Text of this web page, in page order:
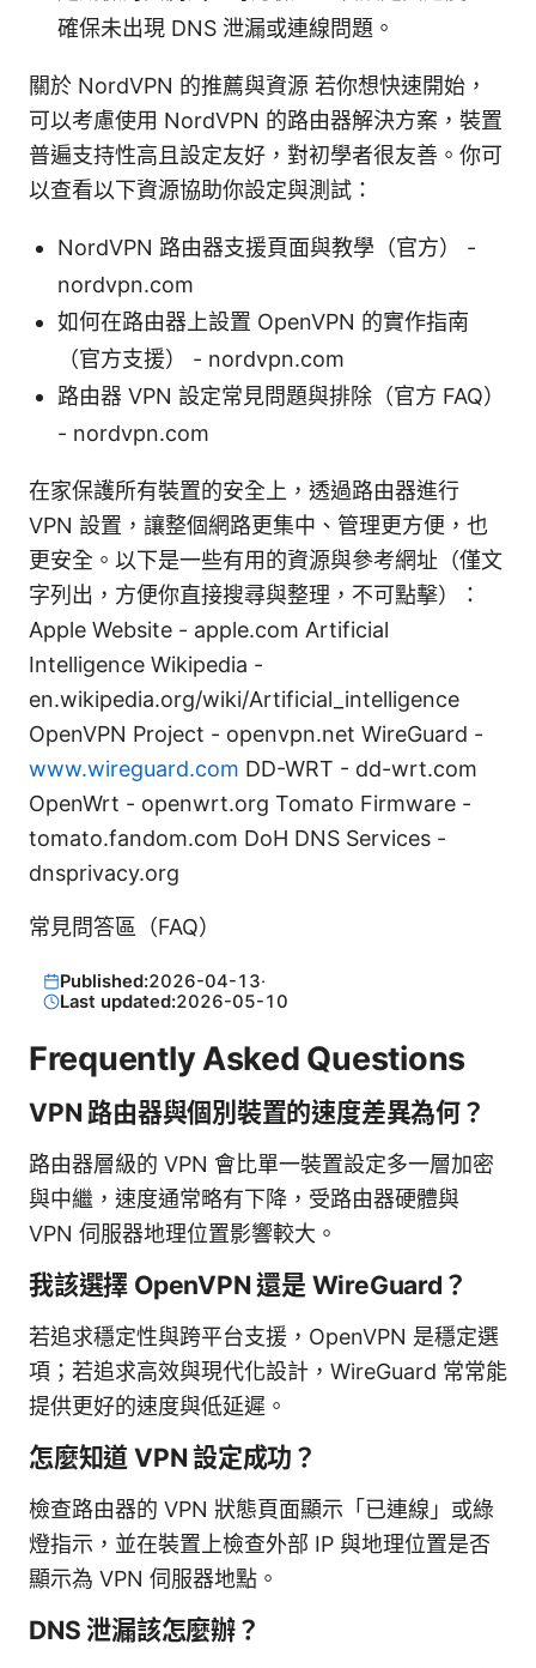
確保未出現 DNS 泄漏或連線問題。
關於 NordVPN 的推薦與資源 若你想快速開始，
可以考慮使用 NordVPN 的路由器解決方案，裝置
普遍支持性高且設定友好，對初學者很友善。你可
以查看以下資源協助你設定與測試：
NordVPN 路由器支援頁面與教學（官方） -
nordvpn.com
如何在路由器上設置 OpenVPN 的實作指南
（官方支援） - nordvpn.com
路由器 VPN 設定常見問題與排除（官方 FAQ）
- nordvpn.com
在家保護所有裝置的安全上，透過路由器進行
VPN 設置，讓整個網路更集中、管理更方便，也
更安全。以下是一些有用的資源與參考網址（僅文
字列出，方便你直接搜尋與整理，不可點擊）：
Apple Website - apple.com Artificial
Intelligence Wikipedia -
en.wikipedia.org/wiki/Artificial_intelligence
OpenVPN Project - openvpn.net WireGuard -
www.wireguard.com DD-WRT - dd-wrt.com
OpenWrt - openwrt.org Tomato Firmware -
tomato.fandom.com DoH DNS Services -
dnsprivacy.org
常見問答區（FAQ）
Published:2026-04-13·
Last updated:2026-05-10
Frequently Asked Questions
VPN 路由器與個別裝置的速度差異為何？
路由器層級的 VPN 會比單一裝置設定多一層加密
與中繼，速度通常略有下降，受路由器硬體與
VPN 伺服器地理位置影響較大。
我該選擇 OpenVPN 還是 WireGuard？
若追求穩定性與跨平台支援，OpenVPN 是穩定選
項；若追求高效與現代化設計，WireGuard 常常能
提供更好的速度與低延遲。
怎麼知道 VPN 設定成功？
檢查路由器的 VPN 狀態頁面顯示「已連線」或綠
燈指示，並在裝置上檢查外部 IP 與地理位置是否
顯示為 VPN 伺服器地點。
DNS 泄漏該怎麼辦？